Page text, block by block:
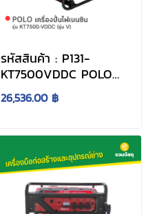
รหัสสินค้า : P131-
KT7500VDDC POLO
เครื่องปั่นไฟเบนซิน รุ่น
KT7500-VDDC (รุ่น V)
26,536.00 ฿